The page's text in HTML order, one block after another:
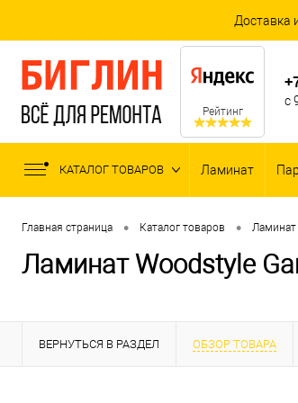
Доставка
Рейтинг
с
КАТАЛОГ ТОВАРОВ Ламинат
Главная страница • Каталог товаров • Ламинат
Ламинат Woodstyle
ВЕРНУТЬСЯ В РАЗДЕЛ ОБЗОР ТОВАРА